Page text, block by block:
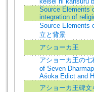
Source Elements
integration of
Source Elements
立と背景
アショーカ王
アショーカ王の
of Seven
Aśoka Edict and
アショーカ王碑文